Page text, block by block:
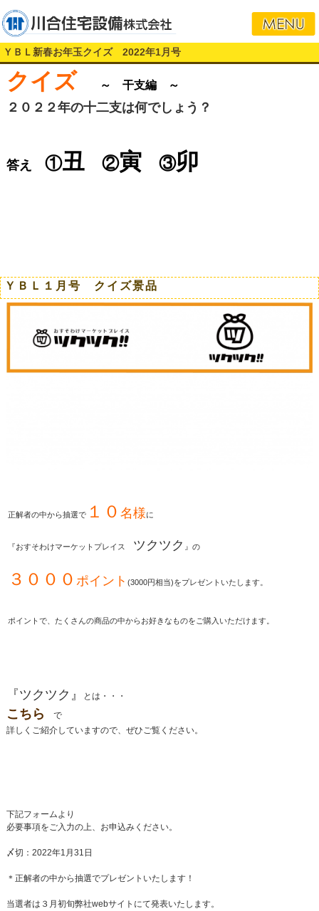
ＹＢＬ新春お年玉クイズ 2022年1月号
クイズ ～ 干支編 ～
２０２２年の十二支は何でしょう？
答え ①丑②寅③卯
ＹＢＬ１月号 クイズ景品
正解者の中から抽選で １０名様に
『おすそわけマーケットプレイス ツクツク 』の
３０００ ポイント(3000円相当)をプレゼントいたします。
ポイントで、たくさんの商品の中からお好きなものをご購入いただけます。
『ツクツク』 とは・・・
こちら
で
詳しくご紹介していますので、ぜひご覧ください。
下記フォームより
必要事項をご入力の上、お申込みください。
〆切：2022年1月31日
＊正解者の中から抽選でプレゼントいたします！
当選者は３月初旬弊社webサイトにて発表いたします。